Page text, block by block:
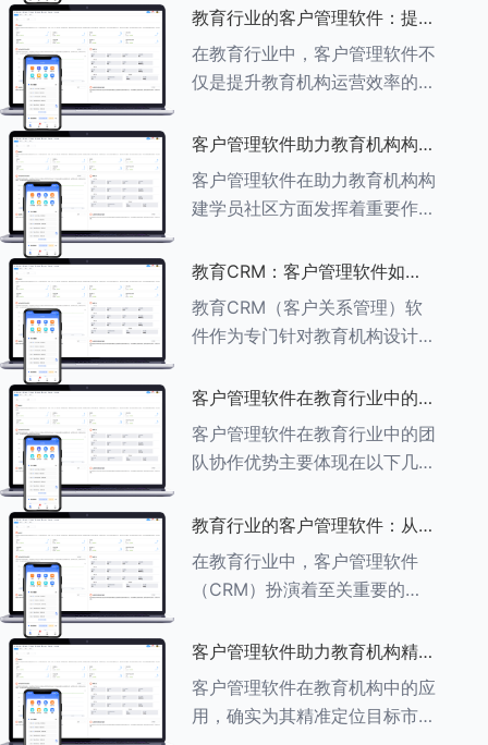
多种渠道，提升教育机构的市场
竞争力、客户满意度和运营效
率。以下是对这一策略的具体分
析： ###
教育行业的客户管理软件：提升
家长参与度的关键
在教育行业中，客户管理软件不
仅是提升教育机构运营效率的重
促进家校合作的关键。以下将详
细探讨如何通过教育行业的客户
管理软件来提升家长的参与度。
###
客户管理软件助力教育机构构建
学员社区
客户管理软件在助力教育机构构
建学员社区方面发挥着重要作
述其助力作用： ###一、学员
信息管理 客户管理软件具备强
大的学员信息管理功能，能够集
中存储
教育CRM：客户管理软件如何
增强教育品牌影响力
教育CRM（客户关系管理）软
件作为专门针对教育机构设计的
影响力方面发挥着重要作用。以
下详细分析教育CRM软件如何
助力提升教育品牌影响力：
###一、
客户管理软件在教育行业中的团
队协作优势
客户管理软件在教育行业中的团
队协作优势主要体现在以下几个
与共享 客户管理软件作为强大
的信息存储库，能够整合并记录
学生的基本信息（如姓名、年
龄、联
教育行业的客户管理软件：从招
生到毕业的全方位管理
在教育行业中，客户管理软件
（CRM）扮演着至关重要的角
全方位管理，提升教育机构的管
理效率和学员满意度。以下是一
些适合教育行业的CRM软件及
其功能特点：
客户管理软件助力教育机构精准
定位目标市场
客户管理软件在教育机构中的应
用，确实为其精准定位目标市场